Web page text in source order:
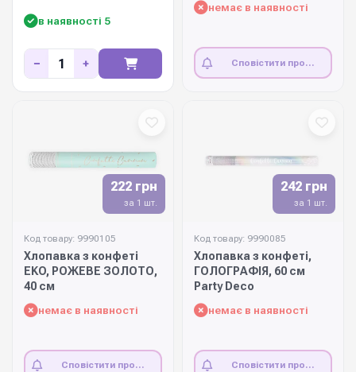
в наявності 5
− +
немає в наявності
Сповістити про
222 грн
за 1 шт.
Код товару: 9990105
Хлопавка з конфеті
EKO, РОЖЕВЕ ЗОЛОТО,
40 см
немає в наявності
Сповістити про
242 грн
за 1 шт.
Код товару: 9990085
Хлопавка з конфеті,
ГОЛОГРАФІЯ, 60 см
Party Deco
немає в наявності
Сповістити про